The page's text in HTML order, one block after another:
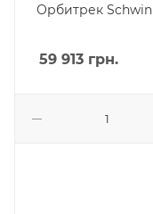
Орбитрек
59 913 грн.